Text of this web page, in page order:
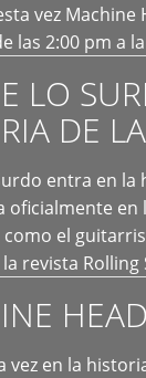
vez
las 2:00 pm a
LO
DE
entra en la
oficialmente
el
revista
vez en la